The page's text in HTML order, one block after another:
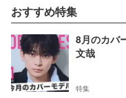
おすすめ特集
8月のカバ
文哉
特集